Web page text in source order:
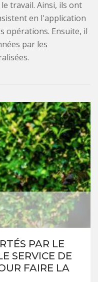
travail. Ainsi, ils ont
en l'application
opérations. Ensuite, il
par les
PAR LE
SERVICE DE
FAIRE LA